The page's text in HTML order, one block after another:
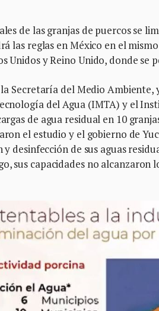
de las granjas de puercos se
las reglas en México en el
Unidos y Reino Unido, donde
Secretaría del Medio
del Agua (IMTA) y el
de agua residual en 10
el estudio y el gobierno de
desinfección de sus aguas
sus capacidades no